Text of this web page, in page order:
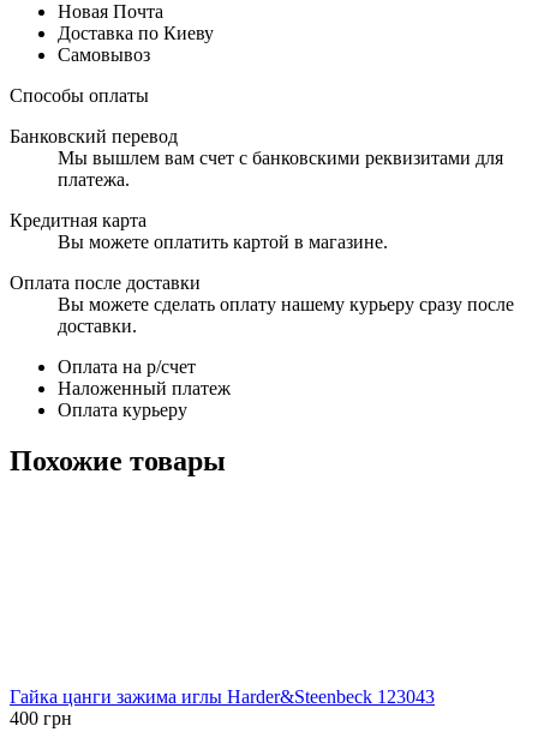
Новая Почта
Доставка по Киеву
Самовывоз
Способы оплаты
Банковский перевод
Мы вышлем вам счет с банковскими реквизитами для
платежа.
Кредитная карта
Вы можете оплатить картой в магазине.
Оплата после доставки
Вы можете сделать оплату нашему курьеру сразу после
доставки.
Оплата на р/счет
Наложенный платеж
Оплата курьеру
Похожие товары
Гайка цанги зажима иглы Harder&Steenbeck 123043
400 грн